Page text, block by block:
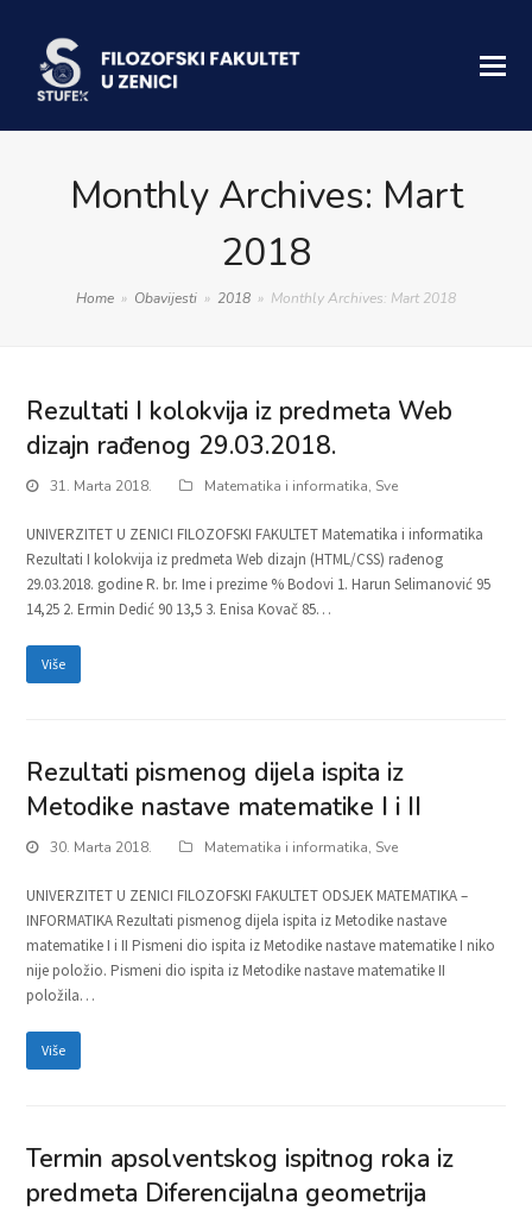
Monthly Archives: Mart
2018
Home » Obavijesti » 2018 » Monthly Archives: Mart 2018
Rezultati I kolokvija iz predmeta Web
dizajn rađenog 29.03.2018.
31. Marta 2018. Matematika i informatika, Sve
UNIVERZITET U ZENICI FILOZOFSKI FAKULTET Matematika i informatika
Rezultati I kolokvija iz predmeta Web dizajn (HTML/CSS) rađenog
29.03.2018. godine R. br. Ime i prezime % Bodovi 1. Harun Selimanović 95
14,25 2. Ermin Dedić 90 13,5 3. Enisa Kovač 85…
Više
Rezultati pismenog dijela ispita iz
Metodike nastave matematike I i II
30. Marta 2018. Matematika i informatika, Sve
UNIVERZITET U ZENICI FILOZOFSKI FAKULTET ODSJEK MATEMATIKA –
INFORMATIKA Rezultati pismenog dijela ispita iz Metodike nastave
matematike I i II Pismeni dio ispita iz Metodike nastave matematike I niko
nije položio. Pismeni dio ispita iz Metodike nastave matematike II
položila…
Više
Termin apsolventskog ispitnog roka iz
predmeta Diferencijalna geometrija